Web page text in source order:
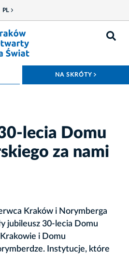
PL
NA SKRÓTY
lecia Domu
za nami
Kraków i Norymberga
jubileusz 30-lecia Domu
i Domu
Instytucje, które